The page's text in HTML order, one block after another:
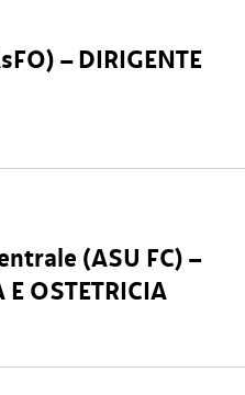
– DIRIGENTE
(ASU FC) –
OSTETRICIA